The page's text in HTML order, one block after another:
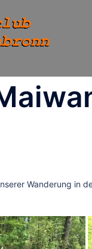
Wanderung in